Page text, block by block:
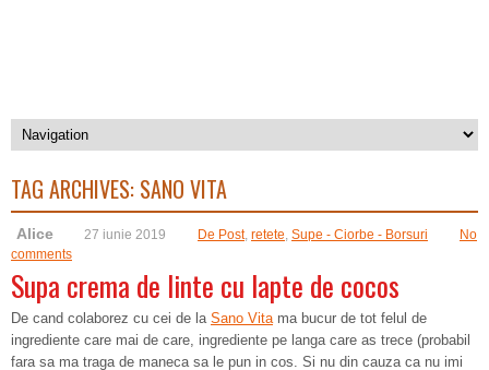
TAG ARCHIVES: SANO VITA
Alice 27 iunie 2019 De Post, retete, Supe - Ciorbe - Borsuri
No
comments
Supa crema de linte cu lapte de cocos
De cand colaborez cu cei de la Sano Vitama bucur de tot felul de
ingrediente care mai de care, ingrediente pe langa care as trece (probabil
fara sa ma traga de maneca sa le pun in cos. Si nu din cauza ca nu imi